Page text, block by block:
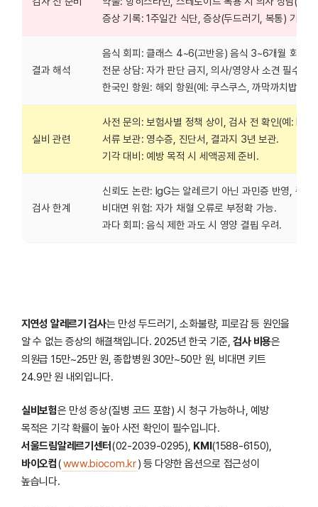
증상 기록: 1주일간 식단, 증상(두드러기, 복통) 기록
결과 해석
음식 회피: 클래스 4~6(고반응) 음식 3~6개월 회피,
전문 상담: 자가 판단 금지, 의사/영양사 소견 필수.
한국인 항원: 해외 항원(예: 쿠스쿠스, 까막까치밥나
실비 관련
사전 문의: 보험사별 정책 상이, 검사 전 확인(예: DB
서류 보관: 영수증, 진단서, 결과지 3년 보관.
기각 대비: 예방 목적 시 세액공제 준비.
검사 한계
신뢰도 논란: IgG는 알레르기 아닌 과민증 반영, 증상
비대면 위험: 자가 채혈 오류로 부정확 가능.
과다 회피: 음식 제한 과도 시 영양 결핍 우려.
지연성 알레르기 검사는 만성 두드러기, 소화불량, 피로감 등 원인을
알 수 없는 증상의 해결책입니다. 2025년 한국 기준,검사 비용은
의원급 15만~25만 원, 종합병원 30만~50만 원, 비대면 키트
24.9만 원 내외입니다.
실비보험은 만성 증상(질병 코드 포함) 시 청구 가능하나, 예방
목적은 기각 확률이 높아 사전 확인이 필수입니다.
서울드림알레르기센터 (02-2039-0295), KMI(1588-6150),
바이오컴(www.biocom.kr) 등 다양한 옵션으로 접근성이
높습니다.